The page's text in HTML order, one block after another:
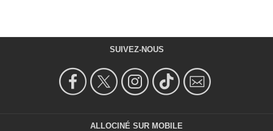
SUIVEZ-NOUS
ALLOCINÉ SUR MOBILE